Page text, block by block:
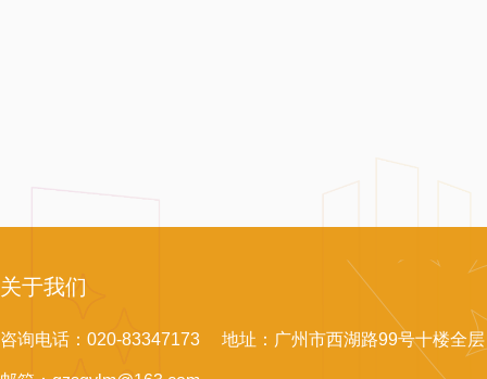
关于我们
咨询电话：020-83347173 地址：广州市西湖路99号十楼全层